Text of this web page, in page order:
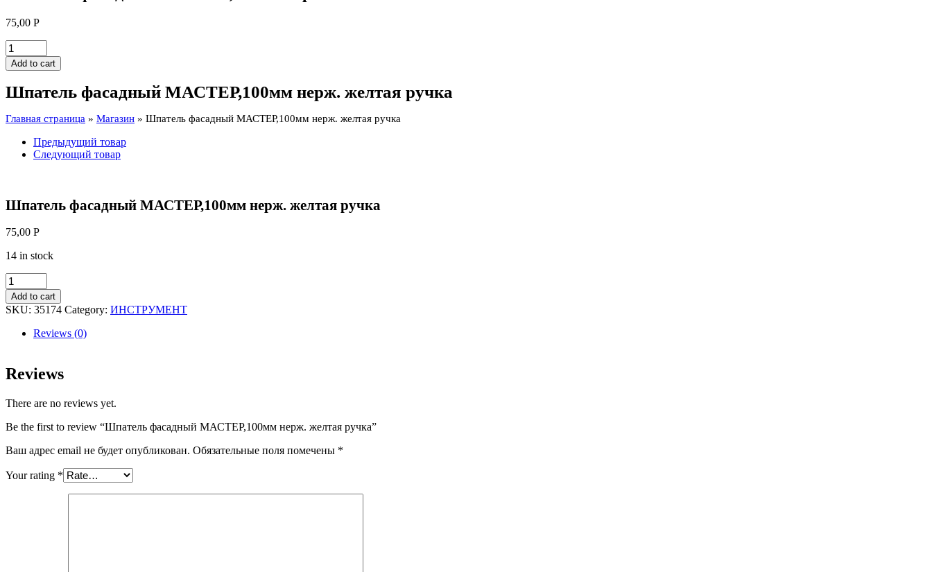
75,00 Р
Шпатель
фасадный
МАСТЕР,100мм
желтая
quantity
Add to cart
Шпатель фасадный МАСТЕР,100мм нерж. желтая ручка
Главная страница » Магазин » Шпатель фасадный МАСТЕР,100мм нерж. желтая ручка
Предыдущий товар
Следующий товар
Шпатель фасадный МАСТЕР,100мм нерж. желтая ручка
75,00 Р
14 in stock
Шпатель
фасадный
МАСТЕР,100мм
нерж.
желтая
Add to cart
SKU: 35174 Category: ИНСТРУМЕНТ
Reviews (0)
Reviews
There are no reviews yet.
Be the first to review “Шпатель фасадный МАСТЕР,100мм нерж. желтая ручка”
Ваш адрес email не будет опубликован. Обязательные поля помечены *
Your rating *